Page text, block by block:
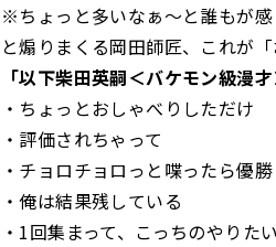
※ちょっと多いなぁ〜と誰もが
と煽りまくる岡田師匠、これが
「以下柴田英嗣＜バケモン級漫才
・ちょっとおしゃべりしただけ
・評価されちゃって
・チョロチョロっと喋ったら優勝
・俺は結果残している
・1回集まって、こっちのやりた